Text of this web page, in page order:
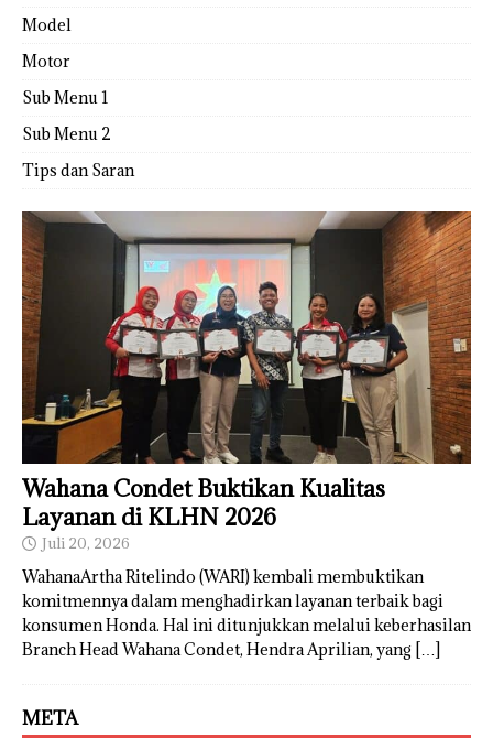
Model
Motor
Sub Menu 1
Sub Menu 2
Tips dan Saran
Wahana Condet Buktikan Kualitas
Layanan di KLHN 2026
Juli 20, 2026
WahanaArtha Ritelindo (WARI) kembali membuktikan
komitmennya dalam menghadirkan layanan terbaik bagi
konsumen Honda. Hal ini ditunjukkan melalui keberhasilan
Branch Head Wahana Condet, Hendra Aprilian, yang […]
META